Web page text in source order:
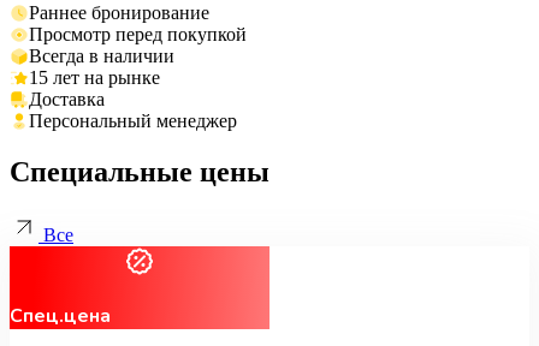
Раннее бронирование
Просмотр перед покупкой
Всегда в наличии
15 лет на рынке
Доставка
Персональный менеджер
Специальные цены
Все
Спец.цена